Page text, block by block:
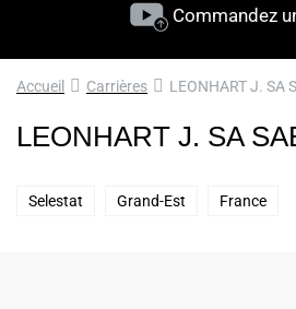
Commandez
Accueil Carrières LEONHART J. SA
LEONHART J. SA
Selestat Grand-Est France